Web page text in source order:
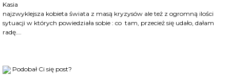
Kasia
najzwyklejsza kobieta świata z masą kryzysów ale też z ogromną ilości
sytuacji w których powiedziała sobie : co tam, przecież się udało, dałam
radę….
Podobał Ci się post?